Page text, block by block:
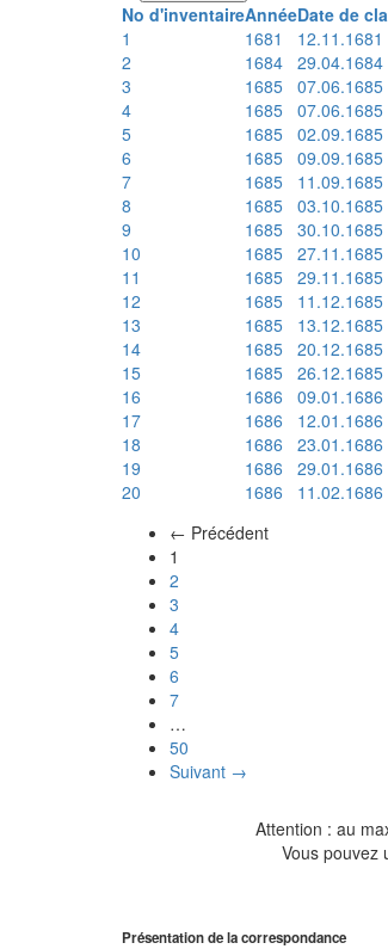
No d'inventaireAnnéeDate de
1
1681 12.11.1681
2
1684 29.04.1684
3
1685 07.06.1685
4
1685 07.06.1685
5
1685 02.09.1685
6
1685 09.09.1685
7
1685 11.09.1685
8
1685 03.10.1685
9
1685 30.10.1685
10
1685 27.11.1685
11
1685 29.11.1685
12
1685 11.12.1685
13
1685 13.12.1685
14
1685 20.12.1685
15
1685 26.12.1685
16
1686 09.01.1686
17
1686 12.01.1686
18
1686 23.01.1686
19
1686 29.01.1686
20
1686 11.02.1686
← Précédent
1
2
3
4
5
6
7
…
50
Suivant →
Attention : au
Vous pouvez
Présentation de la correspondance